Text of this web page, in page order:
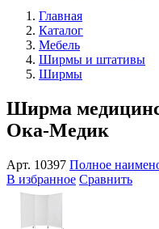
Главная
Каталог
Мебель
Ширмы и штативы
Ширмы
Ширма
Ока-Медик
Арт. 10397 Полное
В избранное Сравнить